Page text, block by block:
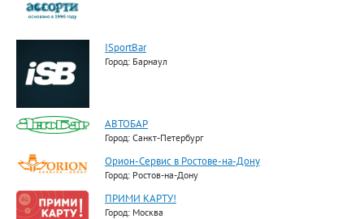
ISportBar
Город: Барнаул
АВТОБАР
Город: Санкт-Петербург
Орион-Сервис в Ростове-на-Дону
Город: Ростов-на-Дону
ПРИМИ КАРТУ!
Город: Москва